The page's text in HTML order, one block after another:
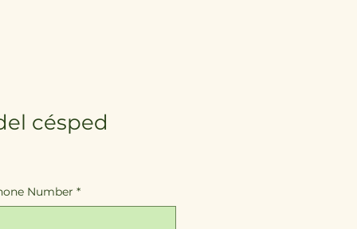
césped
Number *